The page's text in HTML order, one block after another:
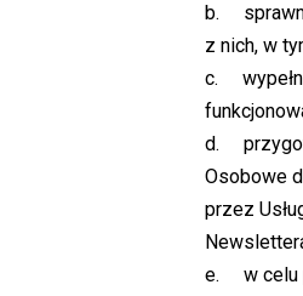
b.
z nich, w
c.
d.
Osobowe
przez
e. w celu